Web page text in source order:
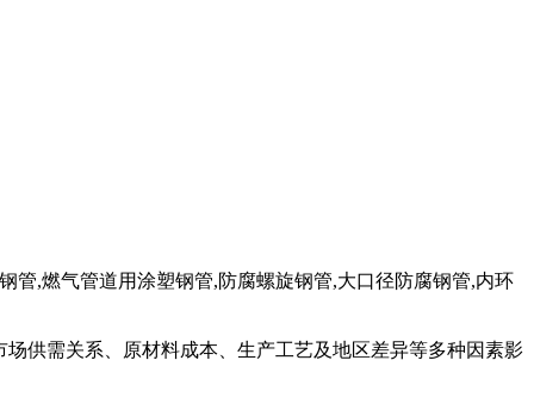
管,燃气管道用涂塑钢管,防腐螺旋钢管,大口径防腐钢管,内环
供需关系、原材料成本、生产工艺及地区差异等多种因素影